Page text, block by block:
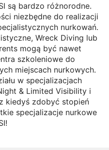
są bardzo różnorodne.
niezbędne do realizacji
nurkowań.
Wreck Diving lub
mogą być nawet
szkoleniowe do
miejscach nurkowych.
w specjalizacjach
& Limited Visibility i
kiedyś zdobyć stopień
specjalizacje nurkowe